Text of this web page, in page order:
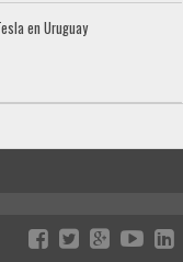
en Uruguay